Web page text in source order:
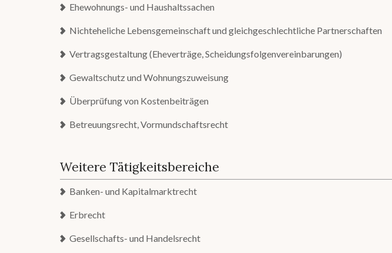
Ehewohnungs- und Haushaltssachen
Nichteheliche Lebensgemeinschaft und gleichgeschlechtliche Partnerschaften
Vertragsgestaltung (Eheverträge, Scheidungsfolgenvereinbarungen)
Gewaltschutz und Wohnungszuweisung
Überprüfung von Kostenbeiträgen
Betreuungsrecht, Vormundschaftsrecht
Weitere Tätigkeitsbereiche
Banken- und Kapitalmarktrecht
Erbrecht
Gesellschafts- und Handelsrecht